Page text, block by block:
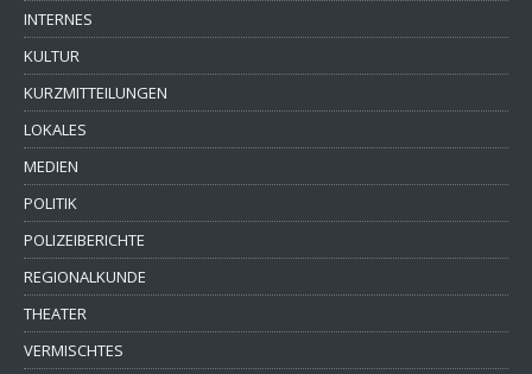
INTERNES
KULTUR
KURZMITTEILUNGEN
LOKALES
MEDIEN
POLITIK
POLIZEIBERICHTE
REGIONALKUNDE
THEATER
VERMISCHTES